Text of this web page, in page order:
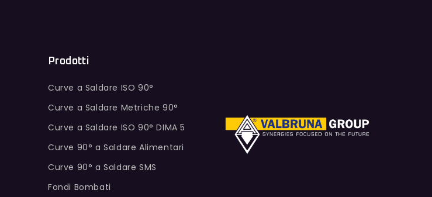
Prodotti
Curve a Saldare ISO 90°
Curve a Saldare Metriche 90°
Curve a Saldare ISO 90° DIMA 5
Curve 90° a Saldare Alimentari
Curve 90° a Saldare SMS
Fondi Bombati